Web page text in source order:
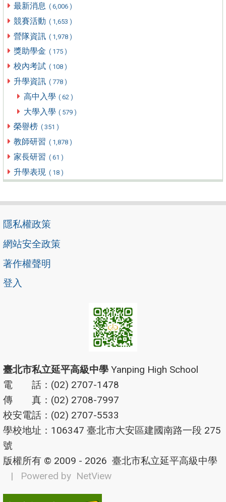
最新消息 ( 6,006 )
競賽活動 ( 1,653 )
營隊資訊 ( 1,978 )
獎助學金 ( 175 )
校內考試 ( 108 )
升學資訊 ( 778 )
高中入學 ( 62 )
大學入學 ( 579 )
榮譽榜 ( 351 )
教師研習 ( 1,878 )
家長研習 ( 61 )
升學表現 ( 18 )
隱私權政策
網站安全政策
著作權聲明
登入
臺北市私立延平高級中學 Yanping High School
電 話：(02) 2707-1478
傳 真：(02) 2708-7997
校安電話：(02) 2707-5533
學校地址：106347 臺北市大安區建國南路一段 275
號
版權所有 © 2009 - 2026 臺北市私立延平高級中學
| Powered by NetView